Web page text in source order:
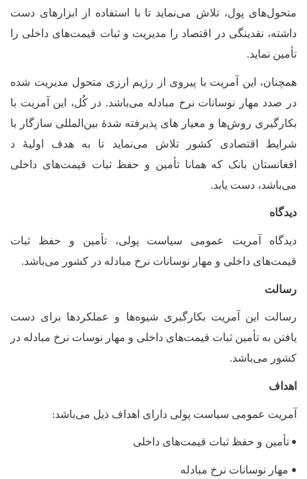
متحول‌های پول، تلاش می‌نماید تا با استفاده از ابزارهای دست
داشته، نقدینگی در اقتصاد را مدیریت و ثبات قیمت‌های داخلی را
تأمین نماید.
همچنان، این آمریت با پیروی از رژیم ارزی متحول مدیریت شده
در صدد مهار نوسانات نرخ مبادله می‌باشد. در کُل، این آمریت با
بکارگیری روش‌ها و معیار های پذیرفته شدۀ بین‌المللی سازگار با
شرایط اقتصادی کشور تلاش می‌نماید تا به هدف اولیۀ د
افغانستان بانک که همانا تأمین و حفظ ثبات قیمت‌های داخلی
می‌باشد، دست یابد.
دیدگاه
دیدگاه آمریت عمومی سیاست پولی، تأمین و حفظ ثبات
قیمت‌های داخلی و مهار نوسانات نرخ مبادله در کشور می‌باشد.
رسالت
رسالت این آمریت بکارگیری شیوه‌ها و عملکردها برای دست
یافتن به تأمین ثبات قیمت‌های داخلی و مهار نوسات نرخ مبادله در
کشور می‌باشد.
اهداف
آمریت عمومی سیاست پولی دارای اهداف ذیل می‌باشد:
• تأمین و حفظ ثبات قیمت‌های داخلی
• مهار نوسانات نرخ مبادله